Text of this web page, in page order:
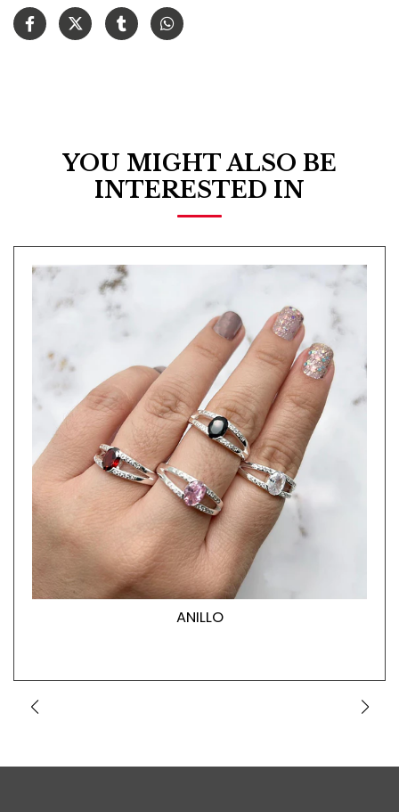
YOU MIGHT ALSO BE
INTERESTED IN
ANILLO